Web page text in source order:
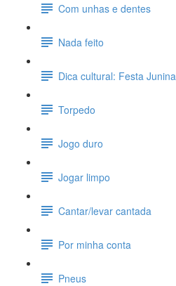
Com unhas e dentes
Nada feito
Dica cultural: Festa Junina
Torpedo
Jogo duro
Jogar limpo
Cantar/levar cantada
Por minha conta
Pneus